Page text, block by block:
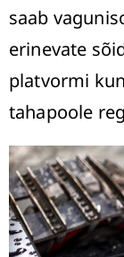
saab
erinevate
platvormi
tahapoole